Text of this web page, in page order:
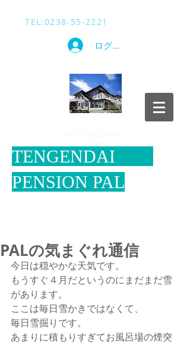
TEL​:0238-55-2221
ログイン
HP
​TENGENDAI
PENSION PAL
PALの気まぐれ通信
今日は穏やかな天気です。
もうすぐ４月だというのにまだまだ雪
があります。
ここは毎日雪かきではなくて、
毎日雪掘りです。
あまりに積もりすぎてお風呂場の煙突